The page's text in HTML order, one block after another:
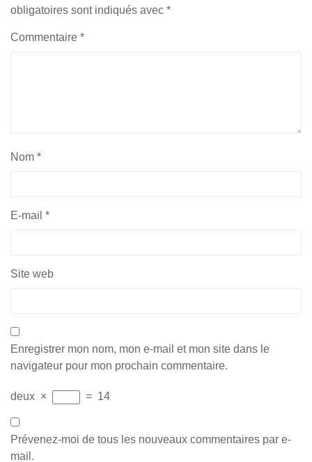
obligatoires sont indiqués avec *
Commentaire *
Nom *
E-mail *
Site web
Enregistrer mon nom, mon e-mail et mon site dans le
navigateur pour mon prochain commentaire.
deux × = 14
Prévenez-moi de tous les nouveaux commentaires par e-
mail.